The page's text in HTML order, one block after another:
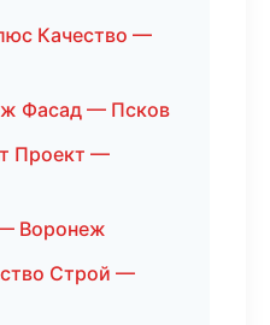
Качество —
Фасад — Псков
Проект —
Воронеж
Строй —